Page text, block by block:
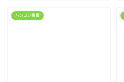
バンコク食事